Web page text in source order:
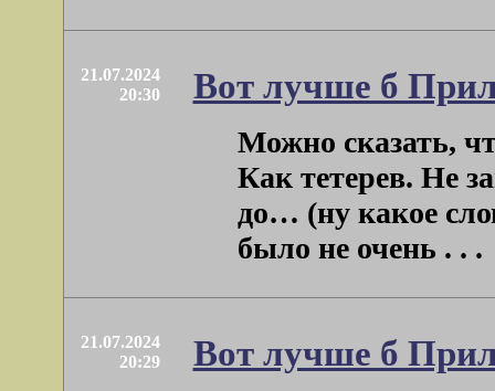
21.07.2024
20:30
Вот лучше б
Можно сказать,
Как тетерев. Не
до… (ну какое
было не очень . . .
21.07.2024
20:29
Вот лучше б